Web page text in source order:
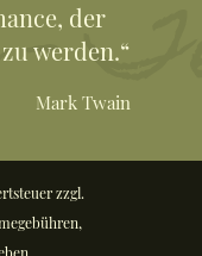
der
werden.“
Mark Twain
zzgl.